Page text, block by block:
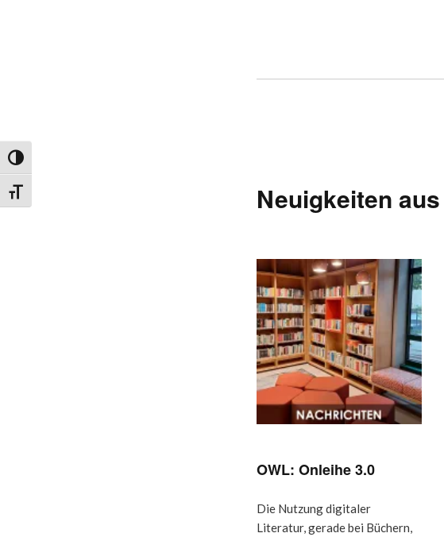
Umschalten auf hohe Kontraste
Schrift vergrößern Neuigkeiten
OWL: Onleihe 3.0
Die Nutzung digitaler
Literatur, gerade bei Büchern,